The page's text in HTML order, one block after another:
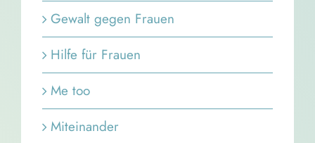
Gewalt gegen Frauen
Hilfe für Frauen
Me too
Miteinander